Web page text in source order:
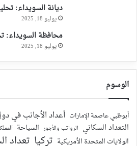
ديانة السويداء:
يوليو 18, 2025
محافظة السويداء:
يوليو 18, 2025
الوسوم
أبوظبي عاصمة الإمارات أعداد الأجانب في
التعداد السكاني الرواتب والأجور السياحة
الولايات المتحدة الأمريكية تركيا تعداد